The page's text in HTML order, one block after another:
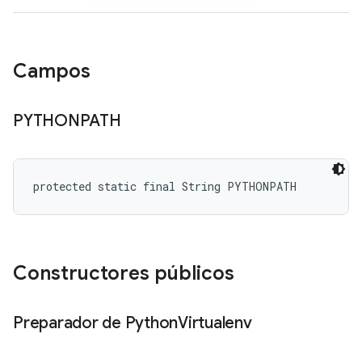
Campos
PYTHONPATH
protected static final String PYTHONPATH
Constructores públicos
Preparador de PythonVirtualenv